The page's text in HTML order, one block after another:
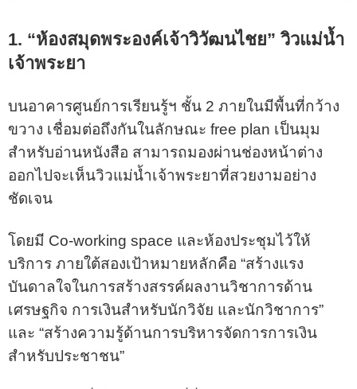
1. “ห้องสมุดพระองค์เจ้าวิวัฒนไชย” วิวแม่น้ำ
เจ้าพระยา
บนอาคารศูนย์การเรียนรู้ฯ ชั้น 2 ภายในมีพื้นที่กว้าง
ขวาง เชื่อมต่อถึงกันในลักษณะ free plan เป็นมุม
สำหรับอ่านหนังสือ สามารถมองผ่านช่องหน้าต่าง
ออกไปจะเห็นวิวแม่น้ำเจ้าพระยาที่สวยงามอย่าง
ชัดเจน
โดยมี Co-working space และห้องประชุมไว้ให้
บริการ ภายใต้สองเป้าหมายหลักคือ “สร้างแรง
บันดาลใจในการสร้างสรรค์ผลงานวิชาการด้าน
เศรษฐกิจ การเงินสำหรับนักวิจัย และนักวิชาการ”
และ “สร้างความรู้ด้านการบริหารจัดการการเงิน
สำหรับประชาชน”